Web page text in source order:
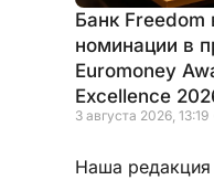
Банк Freedom
номинации в
Euromoney
Excellence
3 августа 2026, 13:19
Наша редакция